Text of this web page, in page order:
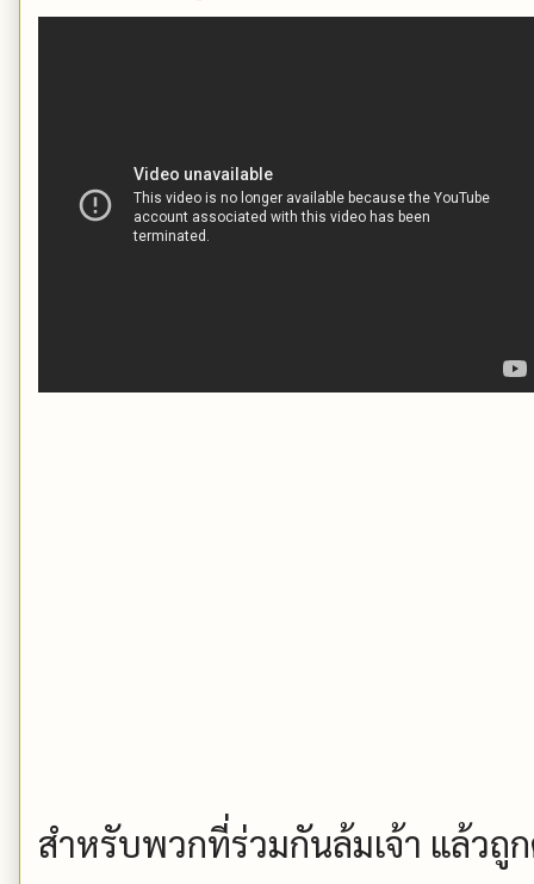
สำหรับพวกที่ร่วมกันล้มเจ้า แล้วถู